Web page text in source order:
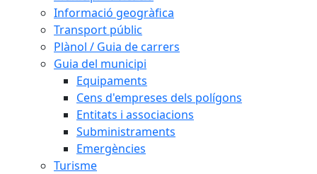
Informació geogràfica
Transport públic
Plànol / Guia de carrers
Guia del municipi
Equipaments
Cens d'empreses dels polígons
Entitats i associacions
Subministraments
Emergències
Turisme